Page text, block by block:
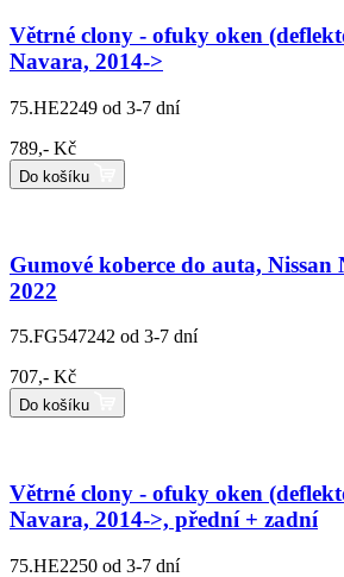
Větrné clony - ofuky oken
Navara, 2014->
75.HE2249 od 3-7 dní
789,- Kč
Do košíku
Gumové koberce do auta, Nissan
2022
75.FG547242 od 3-7 dní
707,- Kč
Do košíku
Větrné clony - ofuky oken
Navara, 2014->, přední + zadní
75.HE2250 od 3-7 dní